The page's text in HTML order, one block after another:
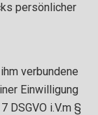
persönlicher
verbundene
Einwilligung
DSGVO i.V.m §